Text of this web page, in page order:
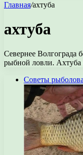
Главная/ахтуба
ахтуба
Севернее Волгограда
рыбной ловли.
Советы